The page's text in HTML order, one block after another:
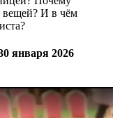
вещей? И в чём
января 2026